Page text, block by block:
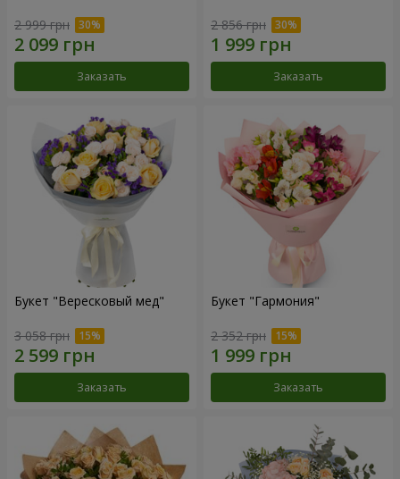
2 999 грн
Заказать
2 856 грн
Заказать
Букет "Вересковый мед"
3 058 грн
Заказать
Букет "Гармония"
2 352 грн
Заказать